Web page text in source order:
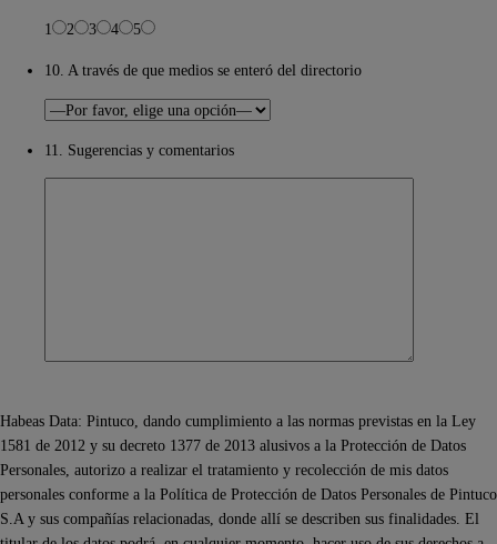
1 2 3 4 5
10. A través de que medios se enteró del directorio
11. Sugerencias y comentarios
Habeas Data: Pintuco, dando cumplimiento a las normas previstas en la Ley
1581 de 2012 y su decreto 1377 de 2013 alusivos a la Protección de Datos
Personales, autorizo a realizar el tratamiento y recolección de mis datos
personales conforme a la Política de Protección de Datos Personales de Pintuco
S.A y sus compañías relacionadas, donde allí se describen sus finalidades. El